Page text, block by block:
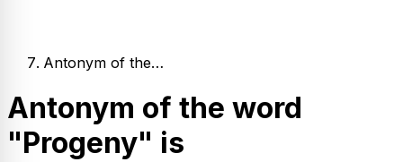
Antonym of the…
Antonym of the word
"Progeny" is